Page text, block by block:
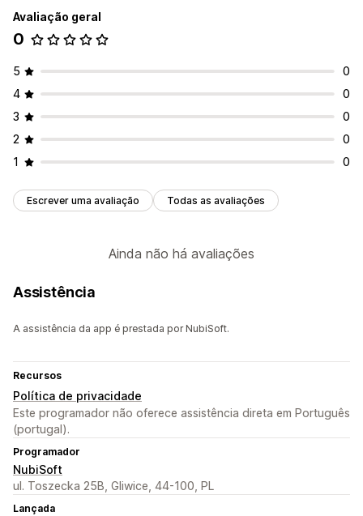
Avaliação geral
0
5
0
4
0
3
0
2
0
1
0
Escrever uma avaliação Todas as avaliações
Ainda não há avaliações
Assistência
A assistência da app é prestada por NubiSoft.
Recursos
Política de privacidade
Este programador não oferece assistência direta em Português
(portugal).
Programador
NubiSoft
ul. Toszecka 25B, Gliwice, 44-100, PL
Lançada